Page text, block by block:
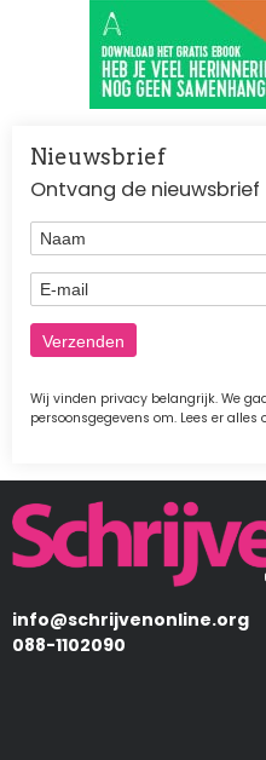
Nieuwsbrief
Ontvang de nieuwsbrief
Naam
E-mail
Wij vinden privacy belangrijk. We
persoonsgegevens om. Lees er alles
Afbeelding
info@schrijvenonline.org
088-1102090